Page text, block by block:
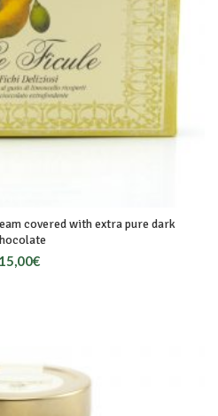
covered with extra pure dark
15,00€